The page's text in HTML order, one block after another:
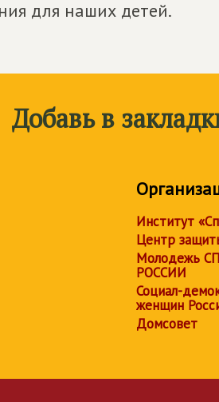
для наших детей.
Добавь в
Институт
Центр
Молодежь
РОССИИ
Социал-
женщин
Домсовет